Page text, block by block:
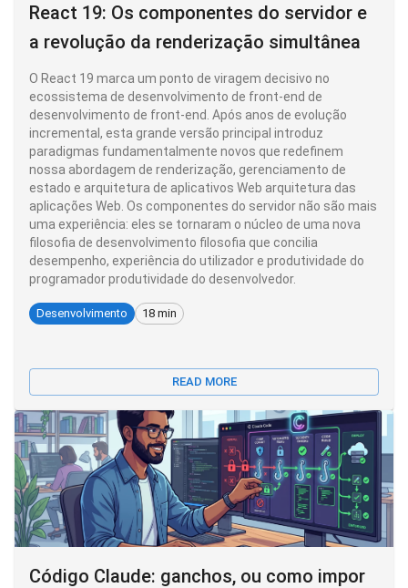
React 19: Os componentes do servidor e
a revolução da renderização simultânea
O React 19 marca um ponto de viragem decisivo no
ecossistema de desenvolvimento de front-end de
desenvolvimento de front-end. Após anos de evolução
incremental, esta grande versão principal introduz
paradigmas fundamentalmente novos que redefinem
nossa abordagem de renderização, gerenciamento de
estado e arquitetura de aplicativos Web arquitetura das
aplicações Web. Os componentes do servidor não são mais
uma experiência: eles se tornaram o núcleo de uma nova
filosofia de desenvolvimento filosofia que concilia
desempenho, experiência do utilizador e produtividade do
programador produtividade do desenvolvedor.
Desenvolvimento 18 min
READ MORE
Código Claude: ganchos, ou como impor